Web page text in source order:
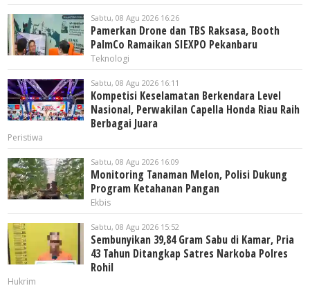
Sabtu, 08 Agu 2026 16:26
Pamerkan Drone dan TBS Raksasa, Booth
PalmCo Ramaikan SIEXPO Pekanbaru
Teknologi
Sabtu, 08 Agu 2026 16:11
Kompetisi Keselamatan Berkendara Level
Nasional, Perwakilan Capella Honda Riau Raih
Berbagai Juara
Peristiwa
Sabtu, 08 Agu 2026 16:09
Monitoring Tanaman Melon, Polisi Dukung
Program Ketahanan Pangan
Ekbis
Sabtu, 08 Agu 2026 15:52
Sembunyikan 39,84 Gram Sabu di Kamar, Pria
43 Tahun Ditangkap Satres Narkoba Polres
Rohil
Hukrim